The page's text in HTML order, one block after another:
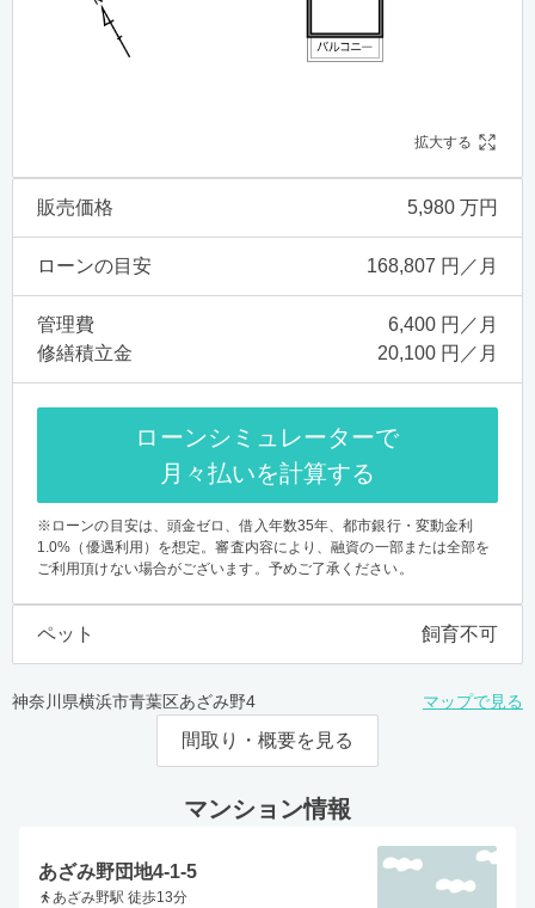
拡大する
販売価格 5,980 万円
ローンの目安 168,807 円／月
管理費
6,400 円／月
修繕積立金
20,100 円／月
ローンシミュレーターで
月々払いを計算する
※ローンの目安は、頭金ゼロ、借入年数35年、都市銀行・変動金利
1.0%（優遇利用）を想定。審査内容により、融資の一部または全部を
ご利用頂けない場合がございます。予めご了承ください。
ペット 飼育不可
神奈川県横浜市青葉区あざみ野4 マップで見る
間取り・概要を見る
マンション情報
あざみ野団地4-1-5
あざみ野駅 徒歩13分